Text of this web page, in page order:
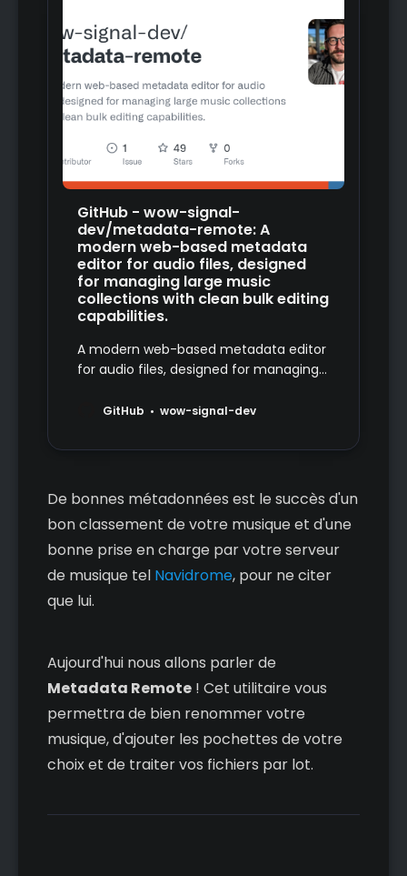
GitHub - wow-signal-
dev/metadata-remote: A
modern web-based metadata
editor for audio files, designed
for managing large music
collections with clean bulk editing
capabilities.
A modern web-based metadata editor
for audio files, designed for managing
editing capabilities. - wow-signal-
GitHub wow-signal-dev
De bonnes métadonnées est le succès d'un
bon classement de votre musique et d'une
bonne prise en charge par votre serveur
de musique tel Navidrome, pour ne citer
que lui.
Aujourd'hui nous allons parler de
Metadata Remote ! Cet utilitaire vous
permettra de bien renommer votre
musique, d'ajouter les pochettes de votre
choix et de traiter vos fichiers par lot.